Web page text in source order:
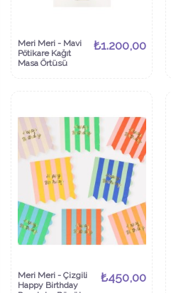
Meri Meri - Mavi
Pötikare Kağıt
Masa Örtüsü
₺1.200,00
Meri Meri - Çizgili
Happy Birthday
₺450,00